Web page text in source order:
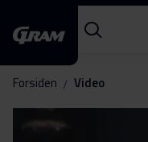
Forsiden Video